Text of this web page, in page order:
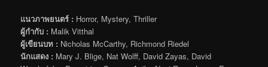
แนวภาพยนตร์ : Horror, Mystery, Thriller
ผู้กำกับ : Malik Vitthal
ผู้เขียนบท : Nicholas McCarthy, Richmond Riedel
นักแสดง : Mary J. Blige, Nat Wolff, David Zayas, David